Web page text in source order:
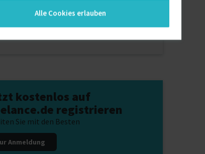
Alle Cookies erlauben
kostenlos auf
registrieren
Sie mit den Besten
Anmeldung